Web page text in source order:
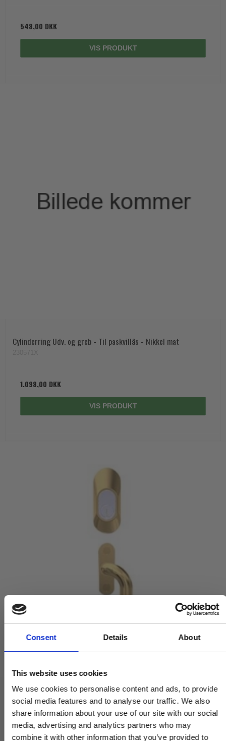
Consent Details About
This website uses cookies
We use cookies to personalise content and ads, to provide
social media features and to analyse our traffic. We also
share information about your use of our site with our social
media, advertising and analytics partners who may
combine it with other information that you’ve provided to
548,00 DKK
VIS PRODUKT
Cylinderring Udv. og greb - Til paskvillås - Nikkel mat
1.098,00 DKK
VIS PRODUKT
Cylinderring Udv. og greb - Til paskvillås - Messing poleret uden
lak
230570X